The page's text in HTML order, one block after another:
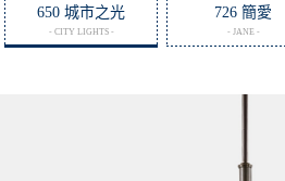
650 城市之光
- CITY LIGHTS -
726 簡愛
- JANE -